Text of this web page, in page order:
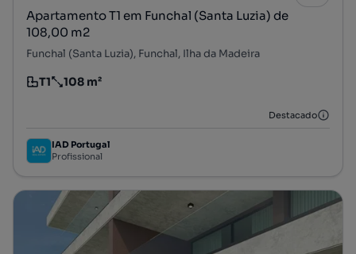
Apartamento T1 em Funchal (Santa Luzia) de
108,00 m2
Funchal (Santa Luzia), Funchal, Ilha da Madeira
Tipologia
T1
Preço por metro quadrado
108 m²
Destacado
IAD Portugal
Profissional